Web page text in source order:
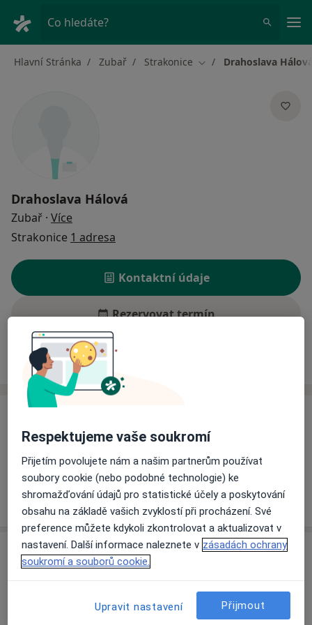
Co hledáte?
Hlavní Stránka Zubař Strakonice Změna města
Drahoslava
Drahoslava Hálová
Zubař · Více
Strakonice 1 adresa
Kontaktní údaje
Rezervovat termín
Ceník
Informace o službách a cenách nejsou k dispozici
Tento specialista ještě nepřidával žádné informace o
svých službách.
Adresa
Tovární 202, Strakonice38602
Respektujeme vaše soukromí
Přijetím povolujete nám a našim partnerům používat
soubory cookie (nebo podobné technologie) ke
shromažďování údajů pro statistické účely a poskytování
obsahu na základě vašich zvyklostí při procházení. Své
preference můžete kdykoli zkontrolovat a aktualizovat v
nastavení. Další informace naleznete v zásadách ochrany
soukromí a souborů cookie.
Upravit nastavení Přijmout